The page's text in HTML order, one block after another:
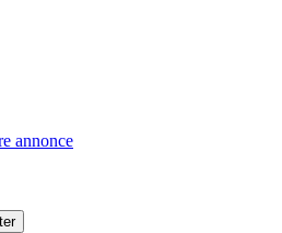
annonce